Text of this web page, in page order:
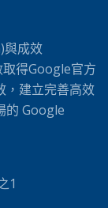
與成效
得Google官方
，建立完善高效
的 Google
1